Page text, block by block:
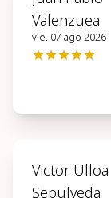
Valenzuea
vie. 07 ago 2026
Victor Ulloa
Sepulveda